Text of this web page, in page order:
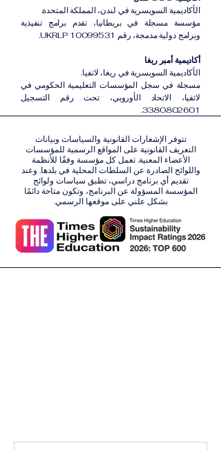
الأكاديمية السويسرية في لندن، المملكة المتحدة.
مؤسسة مسجلة في بريطانيا، تقدم برامج تنفيذية
وبرامج دولية مدمجة، رقم UKRLP 10099531.
أكاديمية أمبر ريغا
الأكاديمية السويسرية في ريغا، لاتفيا.
مسجلة في سجل المؤسسات التعليمية الحكومي في
لاتفيا، الاتحاد الأوروبي، تحت رقم التسجيل
3380802601.
تتوفر الإشعارات القانونية والسياسات وبيانات
التعريف القانونية على المواقع الرسمية للمؤسسات
الأعضاء المعنية. تعمل كل مؤسسة وفقًا للأنظمة
واللوائح الصادرة عن السلطات المحلية في بلدها. وعند
تقديم أي برنامج دراسي، تطبق سياسات ولوائح
المؤسسة المسؤولة عن البرنامج، وتكون متاحة دائمًا
بشكل علني على موقعها الرسمي.